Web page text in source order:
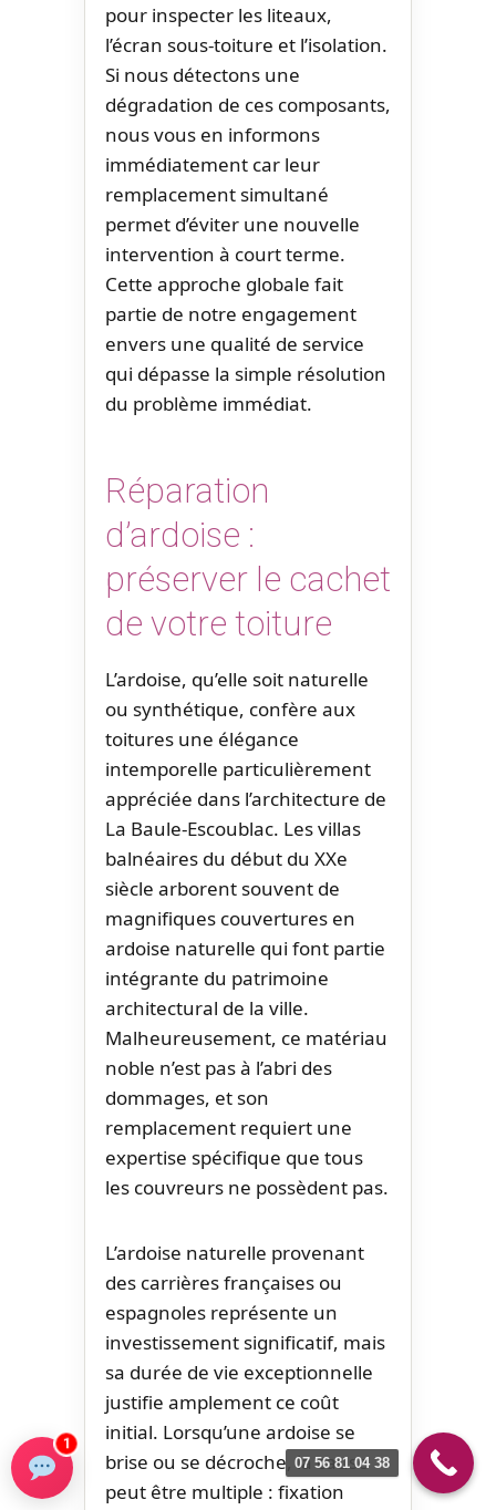
pour inspecter les liteaux,
l’écran sous-toiture et l’isolation.
Si nous détectons une
dégradation de ces composants,
nous vous en informons
immédiatement car leur
remplacement simultané
permet d’éviter une nouvelle
intervention à court terme.
Cette approche globale fait
partie de notre engagement
envers une qualité de service
qui dépasse la simple résolution
du problème immédiat.
Réparation
d’ardoise :
préserver le cachet
de votre toiture
L’ardoise, qu’elle soit naturelle
ou synthétique, confère aux
toitures une élégance
intemporelle particulièrement
appréciée dans l’architecture de
La Baule-Escoublac. Les villas
balnéaires du début du XXe
siècle arborent souvent de
magnifiques couvertures en
ardoise naturelle qui font partie
intégrante du patrimoine
architectural de la ville.
Malheureusement, ce matériau
noble n’est pas à l’abri des
dommages, et son
remplacement requiert une
expertise spécifique que tous
les couvreurs ne possèdent pas.
L’ardoise naturelle provenant
des carrières françaises ou
espagnoles représente un
investissement significatif, mais
sa durée de vie exceptionnelle
justifie amplement ce coût
initial. Lorsqu’une ardoise se
brise ou se décroche, la cause
peut être multiple : fixation
07 56 81 04 38
1